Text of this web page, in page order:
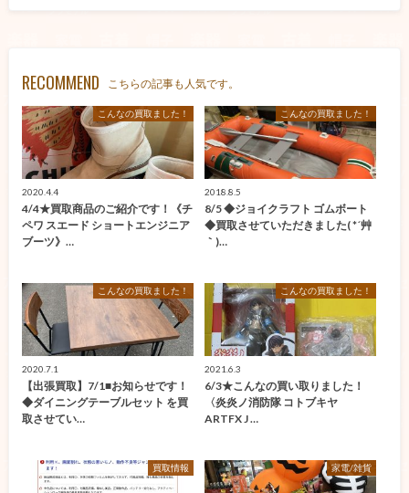
RECOMMEND こちらの記事も人気です。
こんなの買取ました！
2020.4.4
4/4★買取商品のご紹介です！《チ
ペワ スエード ショートエンジニア
ブーツ》…
こんなの買取ました！
2018.8.5
8/5 ◆ジョイクラフト ゴムボート
◆買取させていただきました( *´艸
｀)…
こんなの買取ました！
2020.7.1
【出張買取】7/1■お知らせです！
◆ダイニングテーブルセット を買
取させてい…
こんなの買取ました！
2021.6.3
6/3★こんなの買い取りました！
〈炎炎ノ消防隊 コトブキヤ
ARTFX J …
買取情報 家電/雑貨